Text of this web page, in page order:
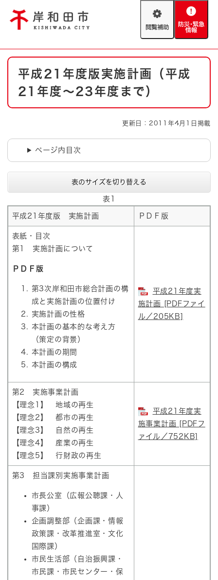
閲
助
防
緊
情
やさしい日本語
とじる
防災・緊急情報 救急・消防
ハザードマップ AED設置箇所
本
平成21年度版実施計画（平成
21年度～23年度まで）
更新日：2011年4月1日掲載
ページ内目次
表のサイズを切り替える
表1
平成21年度版 実施計画 ＰＤＦ版
表紙・目次
第1 実施計画について
ＰＤＦ版
第3次岸和田市総合計画の構
成と実施計画の位置付け
実施計画の性格
本計画の基本的な考え方
（策定の背景）
本計画の期間
本計画の構成
平成21年度実
施計画 [PDFファイ
ル／205KB]
第2 実施事業計画
【理念1】 地域の再生
【理念2】 都市の再生
【理念3】 自然の再生
【理念4】 産業の再生
【理念5】 行財政の再生
平成21年度実
施事業計画 [PDFフ
ァイル／752KB]
第3 担当課別実施事業計画
市長公室（広報公聴課・人
事課）
企画調整部（企画課・情報
政策課・改革推進室・文化
国際課）
市民生活部（自治振興課・
市民課・市民センター・保